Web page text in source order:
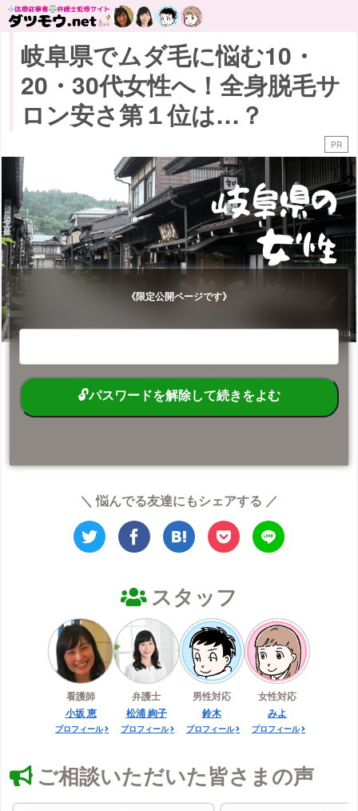
岐阜県でムダ毛に悩む10・
20・30代女性へ！全身脱毛サ
ロン安さ第１位は…？
PR
《限定公開ページです》
＼ 悩んでる友達にもシェアする ／
スタッフ
看護師
小坂 恵
プロフィール
弁護士
松浦 絢子
プロフィール
男性対応
鈴木
プロフィール
女性対応
みよ
プロフィール
ご相談いただいた皆さまの声